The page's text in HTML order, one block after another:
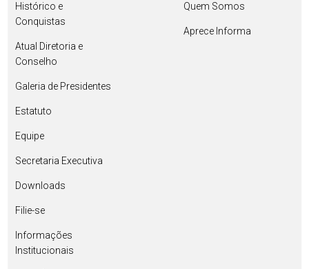
Histórico e
Conquistas
Atual Diretoria e
Conselho
Galeria de Presidentes
Estatuto
Equipe
Secretaria Executiva
Downloads
Filie-se
Informações
Institucionais
Quem Somos
Aprece Informa